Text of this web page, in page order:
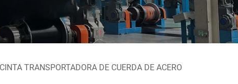
CINTA TRANSPORTADORA DE CUERDA DE ACERO